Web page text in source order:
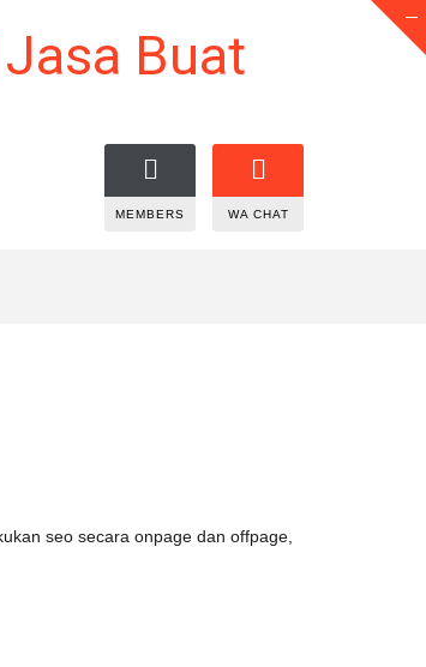
MEMBERS WA CHAT
seo secara onpage dan offpage,